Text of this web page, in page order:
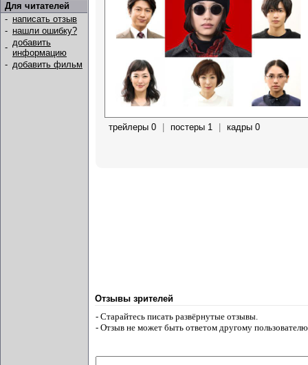
Для читателей
- написать отзыв
- нашли ошибку?
- добавить
информацию
- добавить фильм
трейлеры 0 постеры 1 кадры 0
Отзывы зрителей
- Старайтесь писать развёрнутые отзывы.
- Отзыв не может быть ответом другому